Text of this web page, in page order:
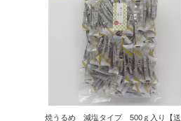
焼うるめ 減塩タイプ 500ｇ入り【送